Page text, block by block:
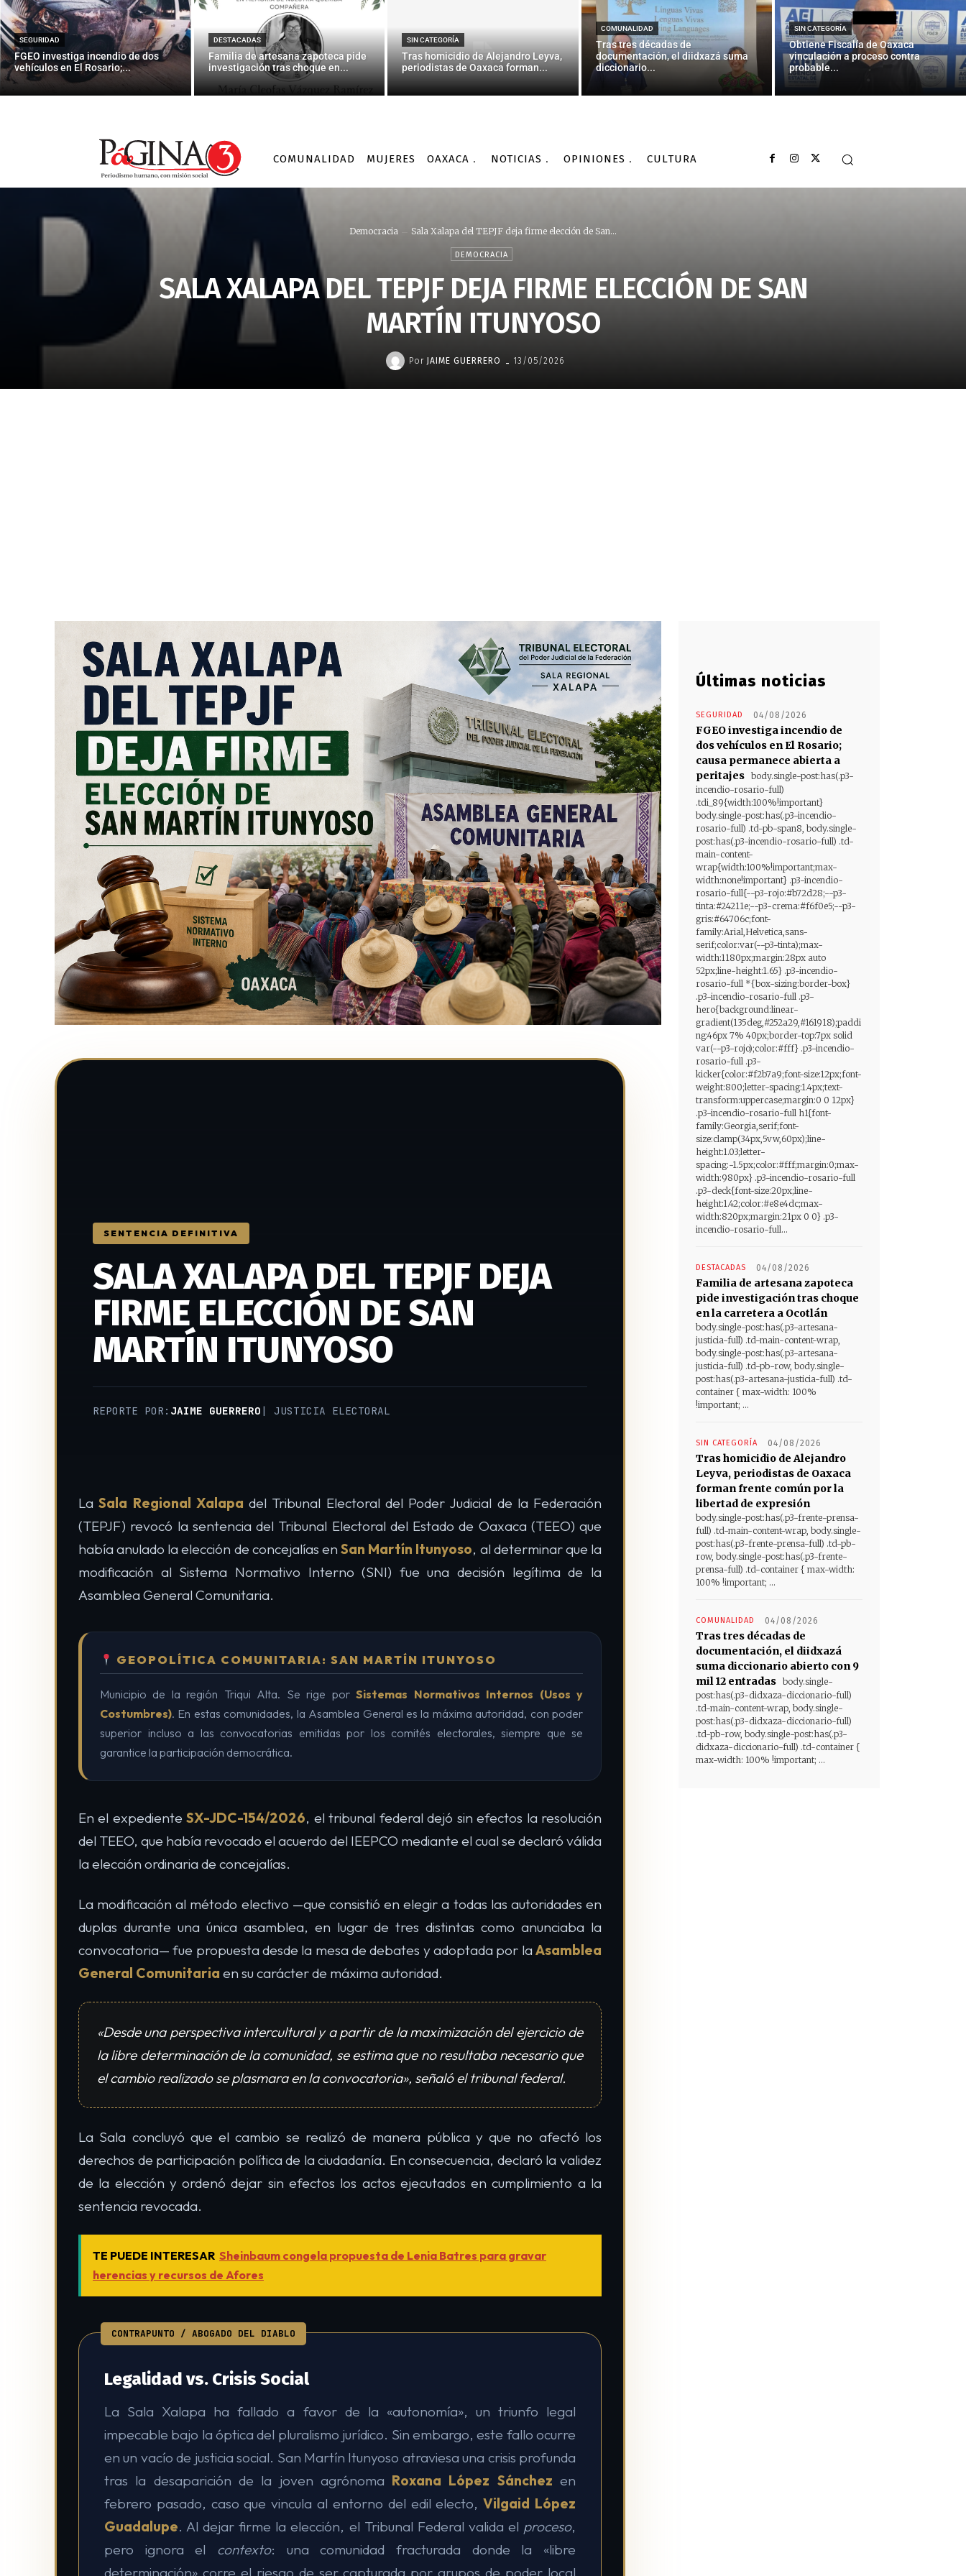
SEGURIDAD
FGEO investiga incendio de dos
vehículos en El Rosario;...
DESTACADAS
Familia de artesana zapoteca pide
investigación tras choque en...
SIN CATEGORÍA
Tras homicidio de Alejandro Leyva,
periodistas de Oaxaca forman...
COMUNALIDAD
Tras tres décadas de
documentación, el diidxazá suma
diccionario...
SIN CATEGORÍA
Obtiene Fiscalía de Oaxaca
vinculación a proceso contra
probable...
COMUNALIDAD MUJERES OAXACA NOTICIAS OPINIONES CULTURA
Democracia Sala Xalapa del TEPJF deja firme elección de San...
DEMOCRACIA
SALA XALAPA DEL TEPJF DEJA FIRME ELECCIÓN DE SAN
MARTÍN ITUNYOSO
Por JAIME GUERRERO - 13/05/2026
SENTENCIA DEFINITIVA
SALA XALAPA DEL TEPJF DEJA
FIRME ELECCIÓN DE SAN
MARTÍN ITUNYOSO
REPORTE POR: JAIME GUERRERO | JUSTICIA ELECTORAL
LaSala Regional Xalapa del Tribunal Electoral del Poder Judicial de la Federación
(TEPJF) revocó la sentencia del Tribunal Electoral del Estado de Oaxaca (TEEO) que
había anulado la elección de concejalías enSan Martín Itunyoso, al determinar que la
modificación al Sistema Normativo Interno (SNI) fue una decisión legítima de la
Asamblea General Comunitaria.
GEOPOLÍTICA COMUNITARIA: SAN MARTÍN ITUNYOSO
Municipio de la región Triqui Alta. Se rige porSistemas Normativos Internos (Usos y
Costumbres). En estas comunidades, la Asamblea General es la máxima autoridad, con poder
superior incluso a las convocatorias emitidas por los comités electorales, siempre que se
garantice la participación democrática.
En el expedienteSX-JDC-154/2026, el tribunal federal dejó sin efectos la resolución
del TEEO, que había revocado el acuerdo del IEEPCO mediante el cual se declaró válida
la elección ordinaria de concejalías.
La modificación al método electivo —que consistió en elegir a todas las autoridades en
duplas durante una única asamblea, en lugar de tres distintas como anunciaba la
convocatoria— fue propuesta desde la mesa de debates y adoptada por la Asamblea
General Comunitaria en su carácter de máxima autoridad.
«Desde una perspectiva intercultural y a partir de la maximización del ejercicio de
la libre determinación de la comunidad, se estima que no resultaba necesario que
el cambio realizado se plasmara en la convocatoria», señaló el tribunal federal.
La Sala concluyó que el cambio se realizó de manera pública y que no afectó los
derechos de participación política de la ciudadanía. En consecuencia, declaró la validez
de la elección y ordenó dejar sin efectos los actos ejecutados en cumplimiento a la
sentencia revocada.
TE PUEDE INTERESAR Sheinbaum congela propuesta de Lenia Batres para gravar
herencias y recursos de Afores
CONTRAPUNTO / ABOGADO DEL DIABLO
Legalidad vs. Crisis Social
La Sala Xalapa ha fallado a favor de la «autonomía», un triunfo legal
impecable bajo la óptica del pluralismo jurídico. Sin embargo, este fallo ocurre
en un vacío de justicia social. San Martín Itunyoso atraviesa una crisis profunda
tras la desaparición de la joven agrónoma Roxana López Sánchez en
febrero pasado, caso que vincula al entorno del edil electo,Vilgaid López
Guadalupe. Al dejar firme la elección, el Tribunal Federal valida el proceso,
pero ignora el contexto: una comunidad fracturada donde la «libre
Últimas noticias
SEGURIDAD 04/08/2026
FGEO investiga incendio de
dos vehículos en El Rosario;
causa permanece abierta a
peritajes body.single-post:has(.p3-
incendio-rosario-full)
.tdi_89{width:100%!important}
body.single-post:has(.p3-incendio-
rosario-full) .td-pb-span8, body.single-
post:has(.p3-incendio-rosario-full) .td-
main-content-
wrap{width:100%!important;max-
width:none!important} .p3-incendio-
rosario-full{--p3-rojo:#b72d28;--p3-
tinta:#24211e;--p3-crema:#f6f0e5;--p3-
gris:#64706c;font-
family:Arial,Helvetica,sans-
serif;color:var(--p3-tinta);max-
width:1180px;margin:28px auto
52px;line-height:1.65} .p3-incendio-
rosario-full *{box-sizing:border-box}
.p3-incendio-rosario-full .p3-
hero{background:linear-
gradient(135deg,#252a29,#161918);paddi
ng:46px 7% 40px;border-top:7px solid
var(--p3-rojo);color:#fff} .p3-incendio-
rosario-full .p3-
kicker{color:#f2b7a9;font-size:12px;font-
weight:800;letter-spacing:1.4px;text-
transform:uppercase;margin:0 0 12px}
.p3-incendio-rosario-full h1{font-
family:Georgia,serif;font-
size:clamp(34px,5vw,60px);line-
height:1.03;letter-
spacing:-1.5px;color:#fff;margin:0;max-
width:980px} .p3-incendio-rosario-full
.p3-deck{font-size:20px;line-
height:1.42;color:#e8e4dc;max-
width:820px;margin:21px 0 0} .p3-
incendio-rosario-full...
DESTACADAS 04/08/2026
Familia de artesana zapoteca
pide investigación tras choque
en la carretera a Ocotlán
body.single-post:has(.p3-artesana-
justicia-full) .td-main-content-wrap,
body.single-post:has(.p3-artesana-
justicia-full) .td-pb-row, body.single-
post:has(.p3-artesana-justicia-full) .td-
container { max-width: 100%
!important; ...
SIN CATEGORÍA 04/08/2026
Tras homicidio de Alejandro
Leyva, periodistas de Oaxaca
forman frente común por la
libertad de expresión
body.single-post:has(.p3-frente-prensa-
full) .td-main-content-wrap, body.single-
post:has(.p3-frente-prensa-full) .td-pb-
row, body.single-post:has(.p3-frente-
prensa-full) .td-container { max-width:
100% !important; ...
COMUNALIDAD 04/08/2026
Tras tres décadas de
documentación, el diidxazá
suma diccionario abierto con 9
mil 12 entradas body.single-
post:has(.p3-didxaza-diccionario-full)
.td-main-content-wrap, body.single-
post:has(.p3-didxaza-diccionario-full)
.td-pb-row, body.single-post:has(.p3-
didxaza-diccionario-full) .td-container {
max-width: 100% !important; ...